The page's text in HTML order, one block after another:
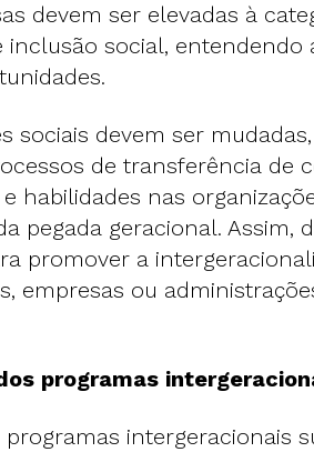
devem ser elevadas à
inclusão social,
sociais devem ser
de transferência de
habilidades nas
pegada geracional. Assim,
promover a
empresas ou
programas
programas intergeracionais